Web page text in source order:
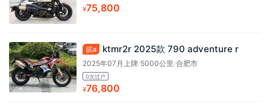
¥75,800
皖a ktmr2r 2025款 790 adventure r
2025年07月上牌/5000公里 /合肥市
0次过户
¥76,800